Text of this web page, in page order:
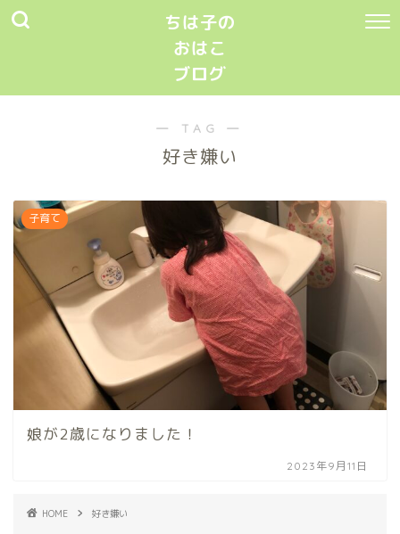
ちは子の
おはこ
ブログ
― TAG ―
好き嫌い
子育て
娘が2歳になりました！
2023年9月11日
HOME 好き嫌い